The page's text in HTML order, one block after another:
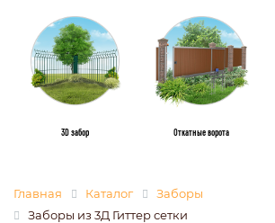
3D забор Откатные ворота
Главная Каталог
Заборы
Заборы из 3Д Гиттер сетки